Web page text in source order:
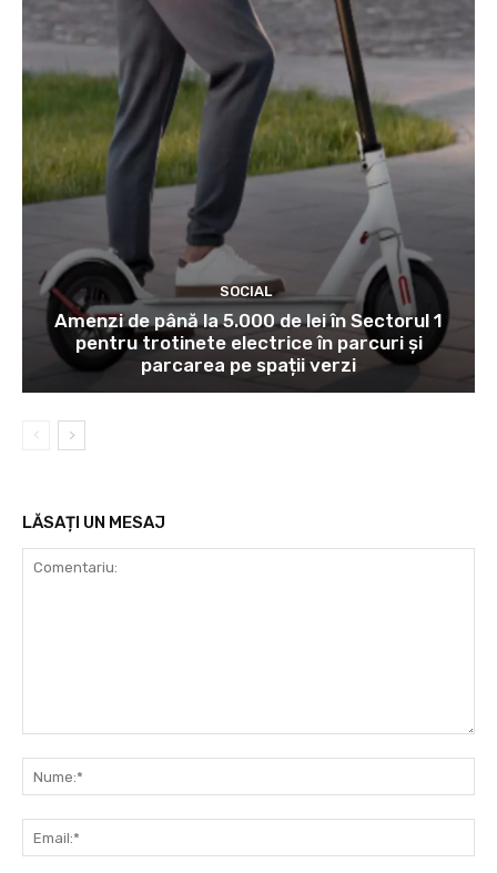
SOCIAL
Amenzi de până la 5.000 de lei în Sectorul 1
pentru trotinete electrice în parcuri și
parcarea pe spații verzi
LĂSAȚI UN MESAJ